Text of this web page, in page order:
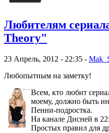
Любителям
Theory"
23 Апрель, 2012 - 22:35 -
Любопытным на заметку!
Всем, кто любит
моему, должно быть
Пенни-подростка.
На канале Дисней в
Простых правил для